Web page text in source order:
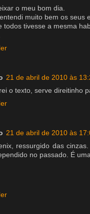
o meu bom dia.
muito bem os seus
todos tivesse a mesma
21 de abril de 2010 às
o texto, serve direitinho
21 de abril de 2010 às
ressurgido das
no passado. É